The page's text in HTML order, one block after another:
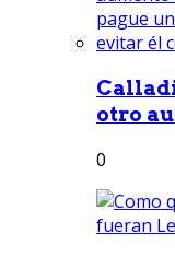
otro
0